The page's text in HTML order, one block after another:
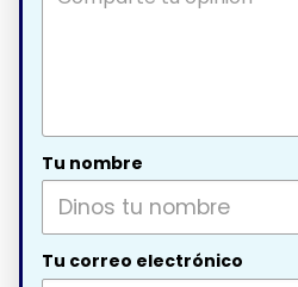
Tu nombre
Tu correo electrónico